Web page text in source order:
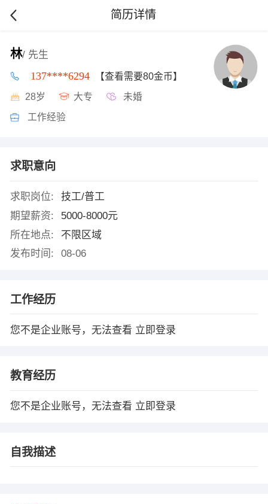
简历详情
林/ 先生
137****6294 【查看需要80金币】
28岁 大专 未婚
工作经验
求职意向
求职岗位:
技工/普工
期望薪资:
5000-8000元
所在地点:
不限区域
发布时间:
08-06
工作经历
您不是企业账号，无法查看 立即登录
教育经历
您不是企业账号，无法查看 立即登录
自我描述